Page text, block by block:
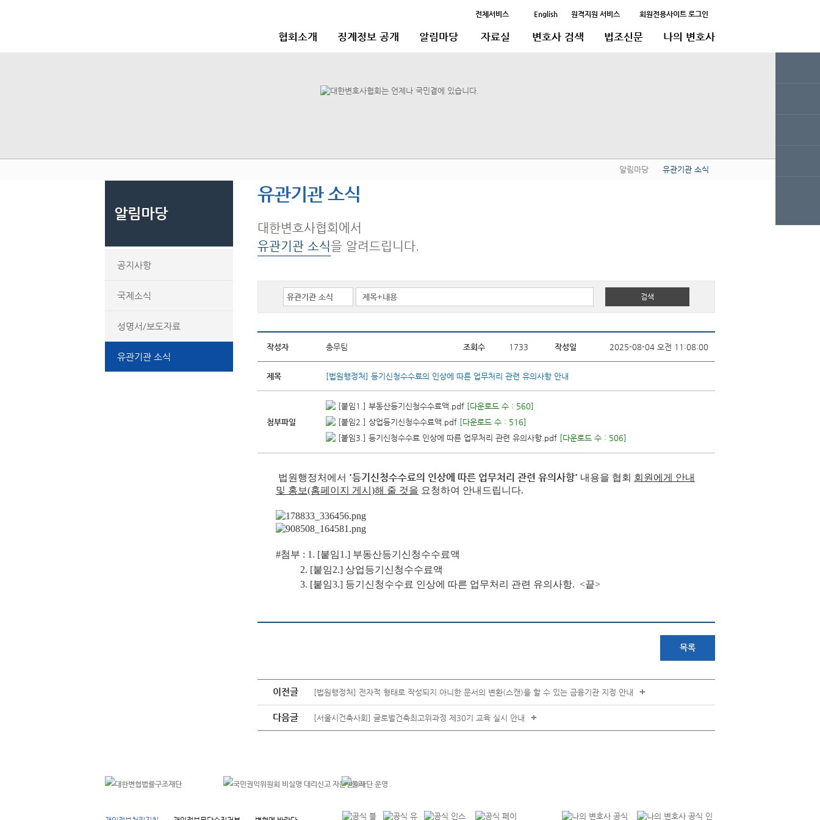
전체서비스 English 원격지원 서비스 회원전용사이트 로그인
협회소개 징계정보 공개 알림마당 자료실 변호사 검색 법조신문 나의 변호사
알림마당 유관기관 소식
알림마당
공지사항
국제소식
성명서/보도자료
유관기관 소식
유관기관 소식
대한변호사협회에서
유관기관 소식을 알려드립니다.
작성자 총무팀 조회수 1733 작성일 2025-08-04 오전 11:08:00
제목 [법원행정처] 등기신청수수료의 인상에 따른 업무처리 관련 유의사항 안내
첨부파일
[붙임1.] 부동산등기신청수수료액.pdf [다운로드 수 : 560]
[붙임2.] 상업등기신청수수료액.pdf [다운로드 수 : 516]
[붙임3.] 등기신청수수료 인상에 따른 업무처리 관련 유의사항.pdf [다운로드 수 : 506]
법원행정처 에서 '등기신청수수료의 인상에 따른 업무처리 관련 유의사항' 내용을 협회 회원에게 안내
및 홍보(홈페이지 게시)해 줄 것을 요청하여 안내 드립니다.
#첨부 : 1 . [붙임1.] 부동산등기신청수수료액
2. [붙임2.] 상업등기신청수수료액
3. [붙임3.] 등기신청수수료 인상에 따른 업무처리 관련 유의사항. <끝>
목록
이전글 [법원행정처] 전자적 형태로 작성되지 아니한 문서의 변환(스캔)을 할 수 있는 금융기관 지정 안내 +
다음글 [서울시건축사회] 글로벌건축최고위과정 제30기 교육 실시 안내 +